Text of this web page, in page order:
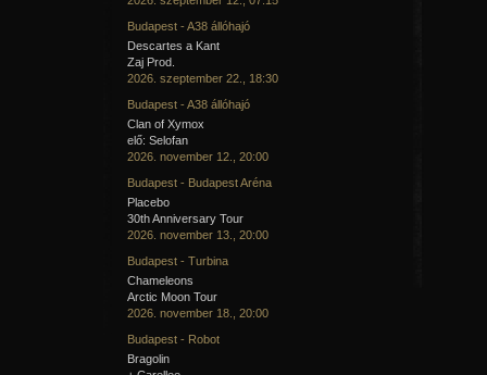
Budapest - A38 állóhajó
Descartes a Kant
Zaj Prod.
2026. szeptember 22., 18:30
Budapest - A38 állóhajó
Clan of Xymox
elő: Selofan
2026. november 12., 20:00
Budapest - Budapest Aréna
Placebo
30th Anniversary Tour
2026. november 13., 20:00
Budapest - Turbina
Chameleons
Arctic Moon Tour
2026. november 18., 20:00
Budapest - Robot
Bragolin